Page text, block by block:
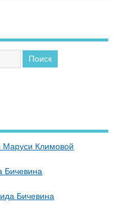
Климовой
Бичевина
Бичевина